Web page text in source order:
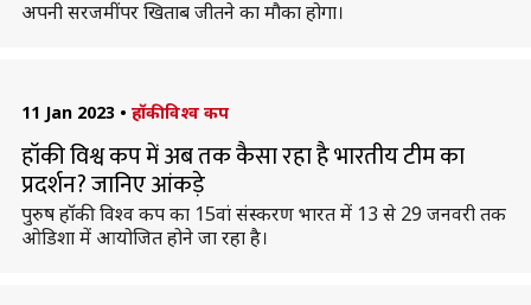
अपनी सरजमीं पर खिताब जीतने का मौका होगा।
11 Jan 2023 • हॉकी विश्व कप
हॉकी विश्व कप में अब तक कैसा रहा है भारतीय टीम का
प्रदर्शन? जानिए आंकड़े
पुरुष हॉकी विश्व कप का 15वां संस्करण भारत में 13 से 29 जनवरी तक
ओडिशा में आयोजित होने जा रहा है।